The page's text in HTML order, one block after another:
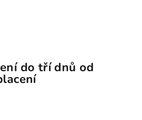
do tří dnů od